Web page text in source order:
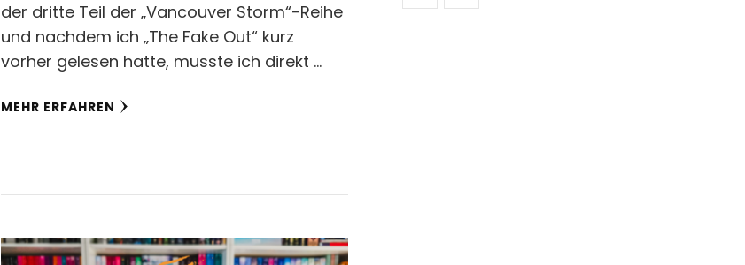
der dritte Teil der „Vancouver Storm“-Reihe
und nachdem ich „The Fake Out“ kurz
vorher gelesen hatte, musste ich direkt …
MEHR ERFAHREN